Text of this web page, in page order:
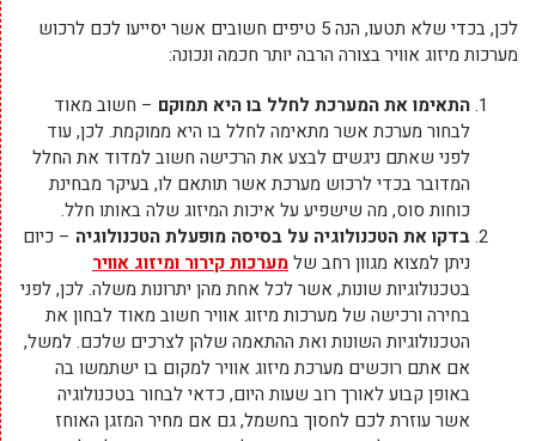
לכן, בכדי שלא תטעו, הנה 5 טיפים חשובים אשר יסייעו לכם לרכוש
מערכות מיזוג אוויר בצורה הרבה יותר חכמה ונכונה:
התאימו את המערכת לחלל בו היא תמוקם – חשוב מאוד
לבחור מערכת אשר מתאימה לחלל בו היא ממוקמת. לכן, עוד
לפני שאתם ניגשים לבצע את הרכישה חשוב למדוד את החלל
המדובר בכדי לרכוש מערכת אשר תותאם לו, בעיקר מבחינת
כוחות סוס, מה שישפיע על איכות המיזוג שלה באותו חלל.
בדקו את הטכנולוגיה על בסיסה מופעלת הטכנולוגיה – כיום
ניתן למצוא מגוון רחב שלמערכות קירור ומיזוג אוויר
בטכנולוגיות שונות, אשר לכל אחת מהן יתרונות משלה. לכן, לפני
בחירה ורכישה של מערכות מיזוג אוויר חשוב מאוד לבחון את
הטכנולוגיות השונות ואת ההתאמה שלהן לצרכים שלכם. למשל,
אם אתם רוכשים מערכת מיזוג אוויר למקום בו ישתמשו בה
באופן קבוע לאורך רוב שעות היום, כדאי לבחור בטכנולוגיה
אשר עוזרת לכם לחסוך בחשמל, גם אם מחיר המזגן האוחז